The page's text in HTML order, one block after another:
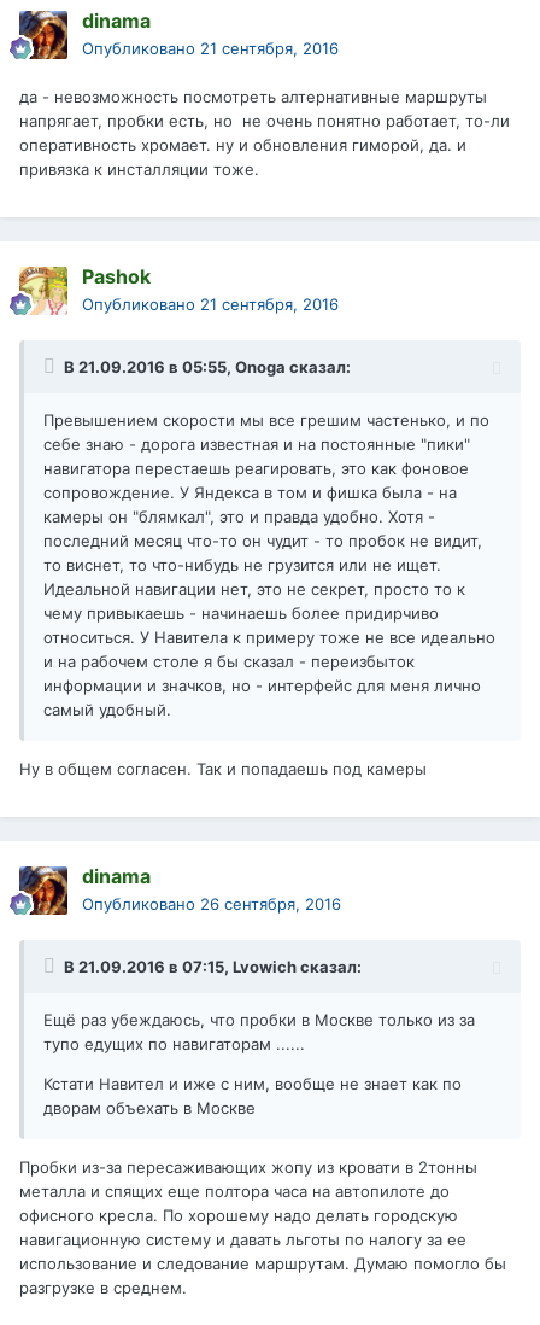
dinama
Опубликовано 21 сентября, 2016
да - невозможность посмотреть алтернативные маршруты
напрягает, пробки есть, но не очень понятно работает, то-ли
оперативность хромает. ну и обновления гиморой, да. и
привязка к инсталляции тоже.
Pashok
Опубликовано 21 сентября, 2016
В 21.09.2016 в 05:55, Onoga сказал:
Превышением скорости мы все грешим частенько, и по
себе знаю - дорога известная и на постоянные "пики"
навигатора перестаешь реагировать, это как фоновое
сопровождение. У Яндекса в том и фишка была - на
камеры он "блямкал", это и правда удобно. Хотя -
последний месяц что-то он чудит - то пробок не видит,
то виснет, то что-нибудь не грузится или не ищет.
Идеальной навигации нет, это не секрет, просто то к
чему привыкаешь - начинаешь более придирчиво
относиться. У Навитела к примеру тоже не все идеально
и на рабочем столе я бы сказал - переизбыток
информации и значков, но - интерфейс для меня лично
самый удобный.
Ну в общем согласен. Так и попадаешь под камеры
dinama
Опубликовано 26 сентября, 2016
В 21.09.2016 в 07:15, Lvowich сказал:
Ещё раз убеждаюсь, что пробки в Москве только из за
тупо едущих по навигаторам ......
Кстати Навител и иже с ним, вообще не знает как по
дворам объехать в Москве
Пробки из-за пересаживающих жопу из кровати в 2тонны
металла и спящих еще полтора часа на автопилоте до
офисного кресла. По хорошему надо делать городскую
навигационную систему и давать льготы по налогу за ее
использование и следование маршрутам. Думаю помогло бы
разгрузке в среднем.